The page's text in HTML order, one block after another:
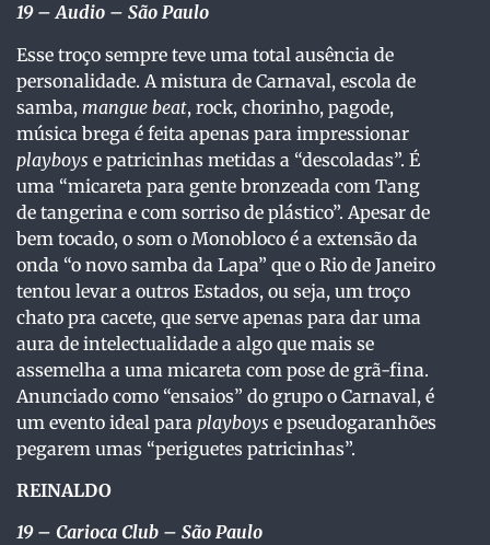
19 – Audio – São Paulo
Esse troço sempre teve uma total ausência de
personalidade. A mistura de Carnaval, escola de
samba, mangue beat, rock, chorinho, pagode,
música brega é feita apenas para impressionar
playboys e patricinhas metidas a “descoladas”. É
uma “micareta para gente bronzeada com Tang
de tangerina e com sorriso de plástico”. Apesar de
bem tocado, o som o Monobloco é a extensão da
onda “o novo samba da Lapa” que o Rio de Janeiro
tentou levar a outros Estados, ou seja, um troço
chato pra cacete, que serve apenas para dar uma
aura de intelectualidade a algo que mais se
assemelha a uma micareta com pose de grã-fina.
Anunciado como “ensaios” do grupo o Carnaval, é
um evento ideal para playboys e pseudogaranhões
pegarem umas “periguetes patricinhas”.
REINALDO
19 – Carioca Club – São Paulo